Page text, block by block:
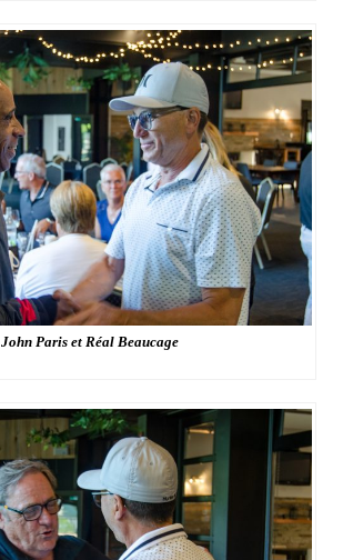
John Paris et Réal Beaucage